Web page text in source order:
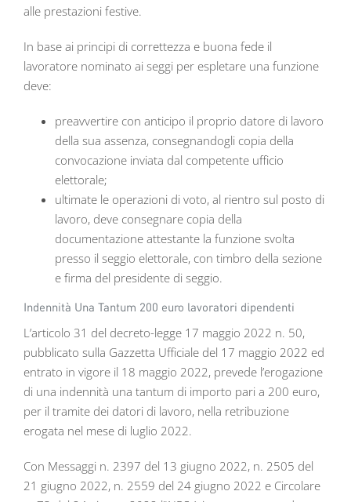
alle prestazioni festive.
In base ai principi di correttezza e buona fede il
lavoratore nominato ai seggi per espletare una funzione
deve:
preavvertire con anticipo il proprio datore di lavoro
della sua assenza, consegnandogli copia della
convocazione inviata dal competente ufficio
elettorale;
ultimate le operazioni di voto, al rientro sul posto di
lavoro, deve consegnare copia della
documentazione attestante la funzione svolta
presso il seggio elettorale, con timbro della sezione
e firma del presidente di seggio.
Indennità Una Tantum 200 euro lavoratori dipendenti
L’articolo 31 del decreto-legge 17 maggio 2022 n. 50,
pubblicato sulla Gazzetta Ufficiale del 17 maggio 2022 ed
entrato in vigore il 18 maggio 2022, prevede l’erogazione
di una indennità una tantum di importo pari a 200 euro,
per il tramite dei datori di lavoro, nella retribuzione
erogata nel mese di luglio 2022.
Con Messaggi n. 2397 del 13 giugno 2022, n. 2505 del
21 giugno 2022, n. 2559 del 24 giugno 2022 e Circolare